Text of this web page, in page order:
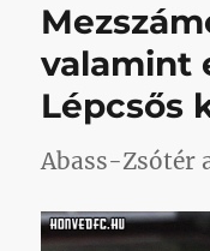
valamint
Lépcsős
Abass-Zsótér